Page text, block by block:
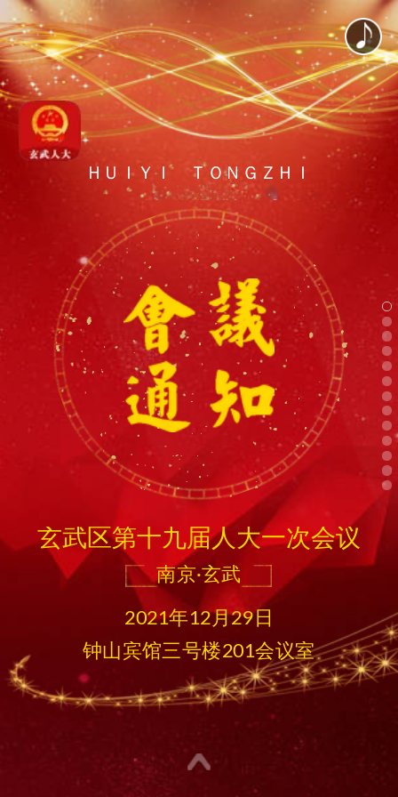
南京·玄武
玄武区第十九届人大一次会议
2021年12月29日
钟山宾馆三号楼201会议室
ＨＵＩＹＩ ＴＯＮＧＺＨＩ